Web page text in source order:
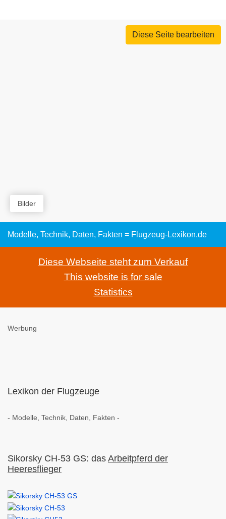
Diese Seite bearbeiten
Bilder
Modelle, Technik, Daten, Fakten = Flugzeug-Lexikon.de
Diese Webseite steht zum Verkauf
This website is for sale
Statistics
Werbung
Lexikon der Flugzeuge
- Modelle, Technik, Daten, Fakten -
Sikorsky CH-53 GS: das Arbeitpferd der
Heeresflieger